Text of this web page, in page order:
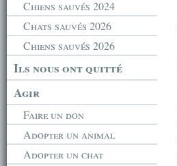
Chiens sauvés 2024
Chats sauvés 2026
Chiens sauvés 2026
Ils nous ont quitté
Agir
Faire un don
Adopter un animal
Adopter un chat